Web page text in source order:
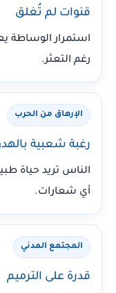
قنوات لم تُغلق
استمرار الوساطة
رغم التعثر.
الإرهاق من الحرب
رغبة شعبية
الناس تريد حياة
أي شعارات.
المجتمع المدني
قدرة على الترميم